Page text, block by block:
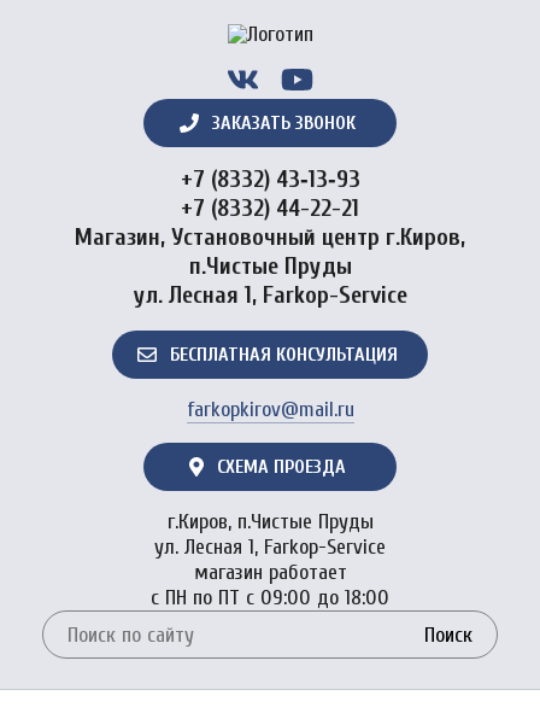
ЗАКАЗАТЬ ЗВОНОК
+7 (8332) 43‑13‑93
+7 (8332) 44-22-21
Магазин, Установочный центр г.Киров,
п.Чистые Пруды
ул. Лесная 1, Farkop-Service
БЕСПЛАТНАЯ КОНСУЛЬТАЦИЯ
farkopkirov@mail.ru
СХЕМА ПРОЕЗДА
г.Киров, п.Чистые Пруды
ул. Лесная 1, Farkop-Service
магазин работает
с ПН по ПТ с 09:00 до 18:00
Поиск